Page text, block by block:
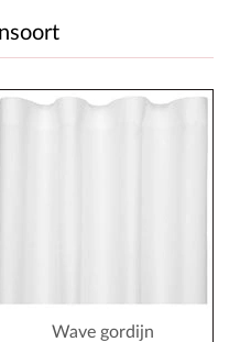
Wave gordijn